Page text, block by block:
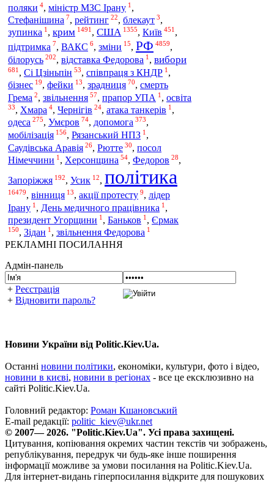
поляки 4, міністр МЗС Ірану 1 ,
Стефанішина 7, рейтинг 22, блекаут 3,
зупинка 1 , крим 1491 , США 1355, Київ 451 ,
підтримка 7, ВАКС 6, зміни 15, РФ 4859,
білорусь 202, відставка Федорова 1 , вибори
681 , Сі Цзіньпін 53, співпраця з КНДР 1 ,
бізнес 19, фейки 13, зрадниця 70, смерть
Грема 2, звільнення 57, прапор УПА 1 , освіта
33, Хмара 4, Чернігів 24, атака танкерів 1 ,
одеса 275, Умєров 74, допомога 373,
мобілізація 156, Рязанський НПЗ 1,
Саудівська Аравія 26, Рютте 30, посол
Німеччини 1 , Херсонщина 54, Федоров 28,
Запоріжжя 192, Усик 12, політика
16479, вінниця 13, акції протесту 9, лідер
Ірану 1 , День медичного працівника 1 ,
президент Угорщини 1 , Баньков 1 , Єрмак
150, Зідан 1, звільнення Федорова 1
РЕКЛАМНІ ПОСИЛАННЯ
Адмін-панель
+ Реєстрація
+ Відновити пароль?
Новини України від Politic.Kiev.Ua.
Останні новини політики, економіки, культури, фото і відео,
новини в києві, новини в регіонах - все це ексклюзивно на
сайті Politic.Kiev.Ua.
Головний редактор: Роман Кшановський
E-mail редакції: politic_kiev@ukr.net
© 2007— 2026. "Politic.Kiev.Ua". Усі права захищені.
Цитування, копіювання окремих частин текстів чи зображень,
републікування, передрук чи будь-яке інше поширення
інформації можливе за умови посилання на Politic.Kiev.Ua.
Для інтернет-видань гіперпосилання відкрите для пошукових